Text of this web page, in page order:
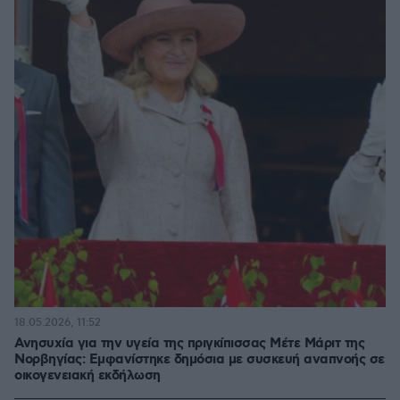
Ανησυχία για την υγεία της πριγκίπισσας Μέτε Μάριτ της
Νορβηγίας: Εμφανίστηκε δημόσια με συσκευή αναπνοής σε
οικογενειακή εκδήλωση
18.05.2026, 11:52